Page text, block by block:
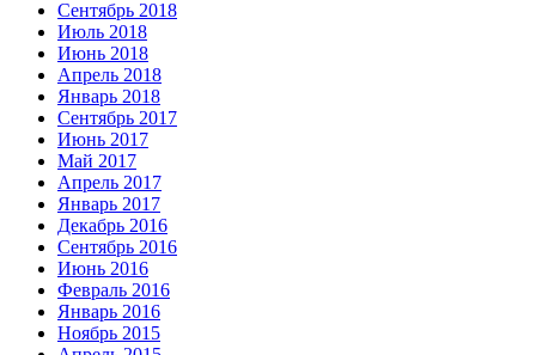
Сентябрь 2018
Июль 2018
Июнь 2018
Апрель 2018
Январь 2018
Сентябрь 2017
Июнь 2017
Май 2017
Апрель 2017
Январь 2017
Декабрь 2016
Сентябрь 2016
Июнь 2016
Февраль 2016
Январь 2016
Ноябрь 2015